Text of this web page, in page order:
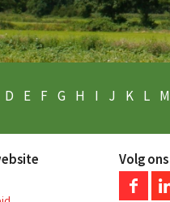
D E F G H I J K L M
Volg ons